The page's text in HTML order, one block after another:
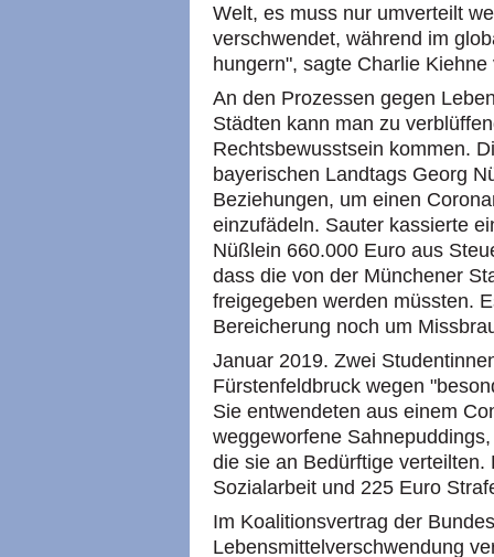
Welt, es muss nur umverteilt
verschwendet, während im
hungern", sagte Charlie
An den Prozessen gegen
Städten kann man zu
Rechtsbewusstsein kommen.
bayerischen Landtags Georg
Beziehungen, um einen
einzufädeln. Sauter kassierte
Nüßlein 660.000 Euro aus
dass die von der Münchener
freigegeben werden müssten.
Bereicherung noch um
Januar 2019. Zwei
Fürstenfeldbruck wegen
Sie entwendeten aus einem
weggeworfene
die sie an Bedürftige
Sozialarbeit und 225 Euro
Im Koalitionsvertrag der
Lebensmittelverschwendung